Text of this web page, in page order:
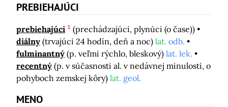
PREBIEHAJÚCI
prebiehajúci 1 (prechádzajúci, plynúci (o čase))
diálny (trvajúci 24 hodín, deň a noc) lat. odb.
fulminantný (p. veľmi rýchlo, bleskový) lat. lek.
recentný (p. v súčasnosti al. v nedávnej minulosti, o
pohyboch zemskej kôry) lat. geol.
MENO